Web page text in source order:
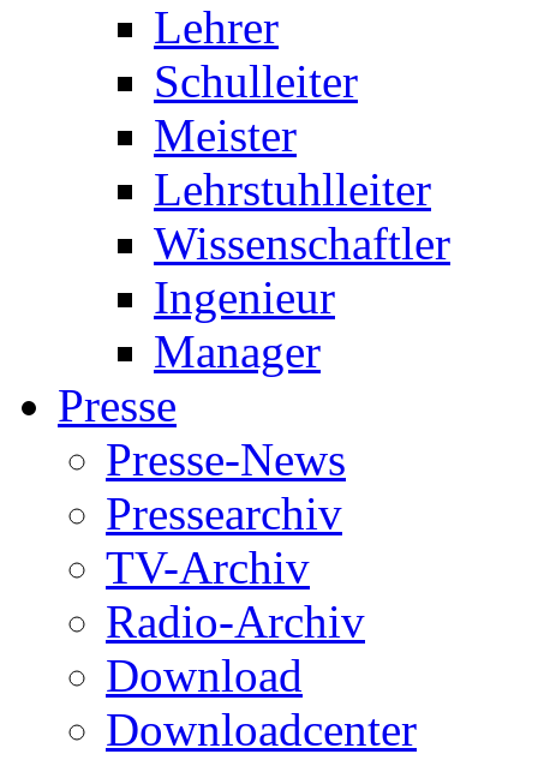
Lehrer
Schulleiter
Meister
Lehrstuhlleiter
Wissenschaftler
Ingenieur
Manager
Presse
Presse-News
Pressearchiv
TV-Archiv
Radio-Archiv
Download
Downloadcenter